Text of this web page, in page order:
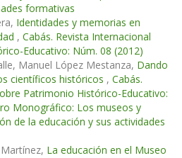
formativas
Identidades y memorias en
, Cabás. Revista Internacional
Educativo: Núm. 08 (2012)
Manuel López Mestanza, Dando
científicos históricos , Cabás.
Patrimonio Histórico-Educativo:
Monográfico: Los museos y
de la educación y sus actividades
La educación en el Museo